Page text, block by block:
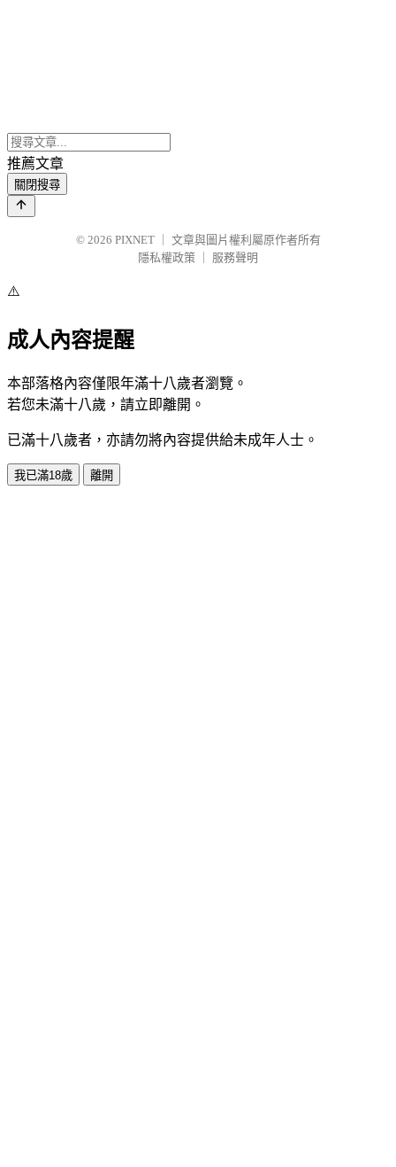
推薦文章
關閉搜尋
© 2026 PIXNET
文章與圖片權利屬原作者所有
隱私權政策
服務聲明
⚠️
成人內容提醒
本部落格內容僅限年滿十八歲者瀏覽。
若您未滿十八歲，請立即離開。
已滿十八歲者，亦請勿將內容提供給未成年人士。
我已滿18歲 離開